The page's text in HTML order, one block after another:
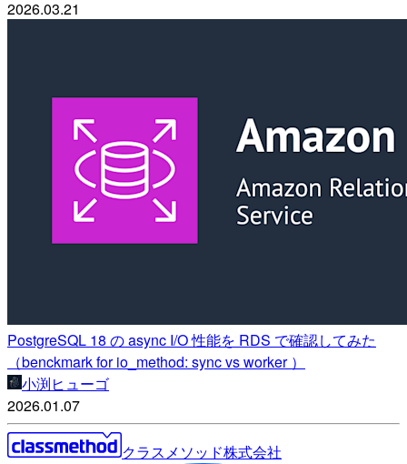
2026.03.21
PostgreSQL 18 の async I/O 性能を RDS で確認してみた
（benckmark for io_method: sync vs worker ）
小渕ヒューゴ
2026.01.07
クラスメソッド株式会社